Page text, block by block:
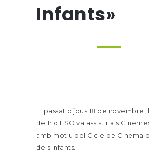
Infants»
El passat dijous 18 de novembre,
de 1r d’ESO va assistir als
amb motiu del Cicle de Cinema
dels Infants.